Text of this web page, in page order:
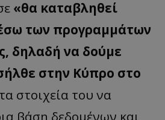
«θα καταβληθεί
των προγραμμάτων
δηλαδή να δούμε
στην Κύπρο στο
στοιχεία του να
βάση δεδομένων και